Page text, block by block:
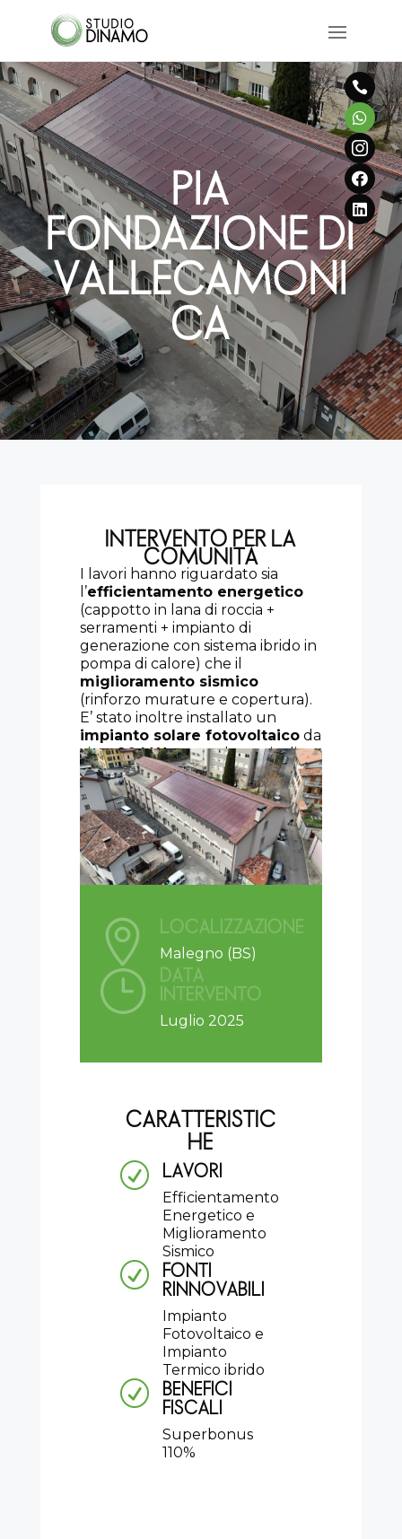





PIA
FONDAZIONE DI
VALLECAMONI
CA
INTERVENTO PER LA
COMUNITÀ
I lavori hanno riguardato sia
l’efficientamento energetico
(cappotto in lana di roccia +
serramenti + impianto di
generazione con sistema ibrido in
pompa di calore) che il
miglioramento sismico
(rinforzo murature e copertura).
E’ stato inoltre installato un
impianto solare fotovoltaicoda
circa90 kWpe una batteria di
accumulo da215 kWh.
 LOCALIZZAZIONE
Malegno (BS)
}
DATA
INTERVENTO
Luglio 2025
CARATTERISTIC
HE
R LAVORI
Efficientamento
Energetico e
Miglioramento
Sismico
R
FONTI
RINNOVABILI
Impianto
Fotovoltaico e
Impianto
Termico ibrido
R
BENEFICI
FISCALI
Superbonus
110%